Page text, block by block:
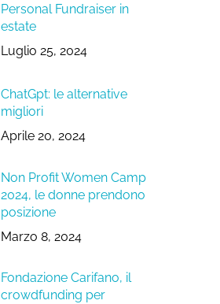
Personal Fundraiser in
estate
Luglio 25, 2024
ChatGpt: le alternative
migliori
Aprile 20, 2024
Non Profit Women Camp
2024, le donne prendono
posizione
Marzo 8, 2024
Fondazione Carifano, il
crowdfunding per